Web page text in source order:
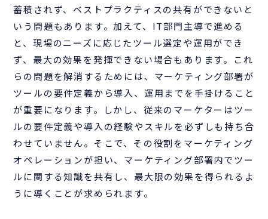
蓄積されず、ベストプラクティスの共有ができないと
いう問題もあります。加えて、IT部門主導で進める
と、現場のニーズに応じたツール選定や運用ができ
ず、最大の効果を発揮できない場合もあります。これ
らの問題を解消するためには、マーケティング部署が
ツールの要件定義から導入、運用までを手掛けること
が重要になります。しかし、従来のマーケターはツー
ルの要件定義や導入の経験やスキルを必ずしも持ち合
わせていません。そこで、その役割をマーケティング
オペレーションが担い、マーケティング部署内でツー
ルに関する知識を共有し、最大限の効果を得られるよ
うに導くことが求められます。